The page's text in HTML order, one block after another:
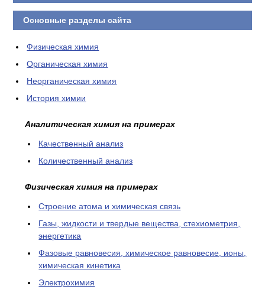
Основные разделы сайта
Физическая химия
Органическая химия
Неорганическая химия
История химии
Аналитическая химия на примерах
Качественный анализ
Количественный анализ
Физическая химия на примерах
Cтроение атома и химическая связь
Газы, жидкости и твердые вещества, стехиометрия,
энергетика
Фазовые равновесия, химическое равновесие, ионы,
химическая кинетика
Электрохимия